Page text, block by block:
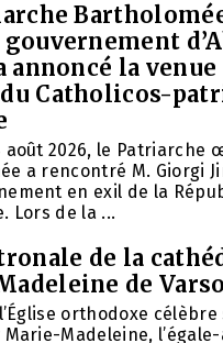
annoncé la
Catholicos-
août 2026, le Patriarche
a rencontré M. Giorgi
en exil de la
Lors de la ...
de la
de
orthodoxe célèbre
Madeleine,